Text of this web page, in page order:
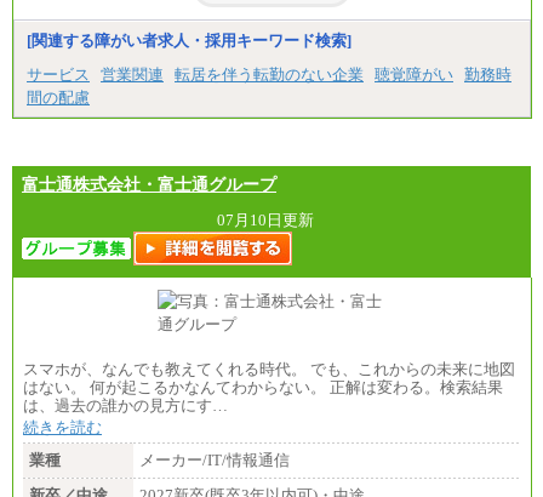
[関連する障がい者求人・採用キーワード検索]
サービス
営業関連 転居を伴う転勤のない企業 聴覚障がい 勤務時
間の配慮
富士通株式会社・富士通グループ
07月10日更新
スマホが、なんでも教えてくれる時代。 でも、これからの未来に地図
はない。 何が起こるかなんてわからない。 正解は変わる。検索結果
は、過去の誰かの見方にす…
続きを読む
業種
メーカー/IT/情報通信